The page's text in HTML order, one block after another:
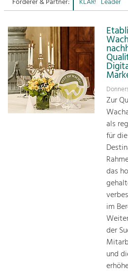
Sitemap
Kontakt
Angebotsentwicklung und
Kunst & Kultur
Handwerk, Wissenschaft und
Soziales, Bildung &
Identität
Gleichberechtigung, Jugend und
Integration
Mobilität & Energie
Klimawandel, öffentlicher Verkehr
Steigerung regionaler Wertschöpfung
KLAR! Leader
Zur
als
für
das
im
der
und